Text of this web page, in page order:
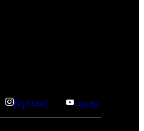
إنستجرام يوتيوب